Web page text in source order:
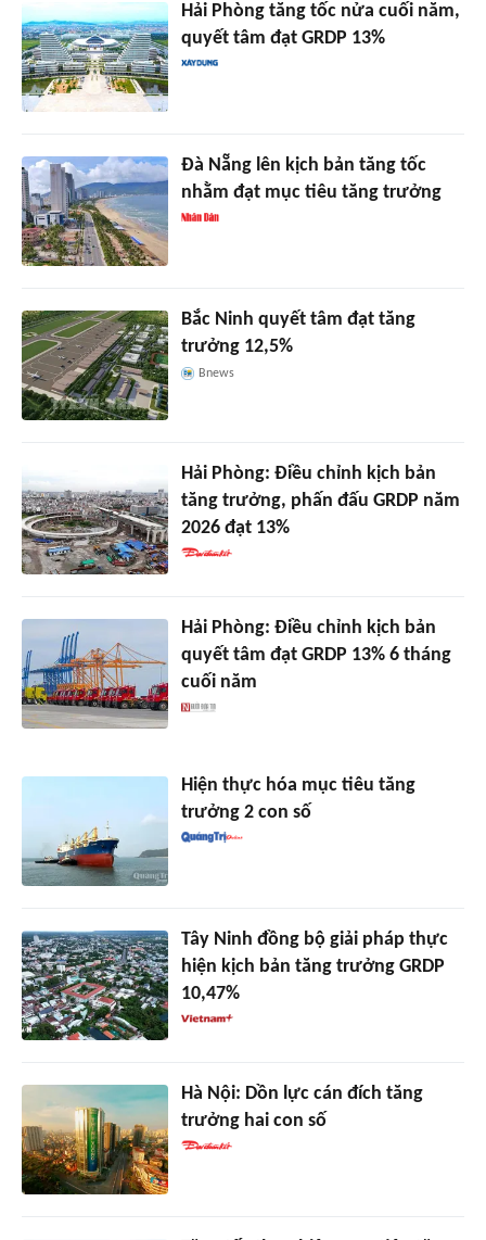
Hải Phòng tăng tốc nửa cuối năm,
quyết tâm đạt GRDP 13%
Đà Nẵng lên kịch bản tăng tốc
nhằm đạt mục tiêu tăng trưởng
Bắc Ninh quyết tâm đạt tăng
trưởng 12,5%
Bnews
Hải Phòng: Điều chỉnh kịch bản
tăng trưởng, phấn đấu GRDP năm
2026 đạt 13%
Hải Phòng: Điều chỉnh kịch bản
quyết tâm đạt GRDP 13% 6 tháng
cuối năm
Hiện thực hóa mục tiêu tăng
trưởng 2 con số
Tây Ninh đồng bộ giải pháp thực
hiện kịch bản tăng trưởng GRDP
10,47%
Hà Nội: Dồn lực cán đích tăng
trưởng hai con số